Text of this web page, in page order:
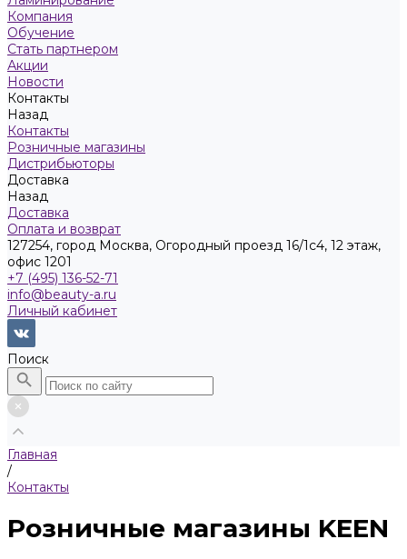
Компания
Обучение
Стать партнером
Акции
Новости
Контакты
Назад
Контакты
Розничные магазины
Дистрибьюторы
Доставка
Назад
Доставка
Оплата и возврат
127254, город Москва, Огородный проезд 16/1с4, 12 этаж,
офис 1201
+7 (495) 136-52-71
info@beauty-a.ru
Личный кабинет
Поиск
Главная
/
Контакты
Розничные магазины KEEN